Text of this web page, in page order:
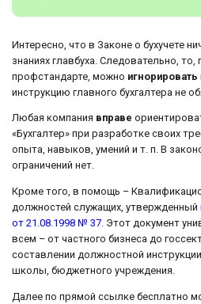
Интересно, что в Законе о бухучете
знаниях главбуха. Следовательно,
профстандарте, можно игнорировать
инструкцию главного бухгалтера не
Любая компания вправе
«Бухгалтер» при разработке своих
опыта, навыков, умений и т. п. В
ограничений нет.
Кроме того, в помощь –
должностей служащих, утвержденный
от 21.08.1998 № 37. Этот документ
всем – от частного бизнеса до
составлении должностной
школы, бюджетного учреждения.
Далее по прямой ссылке бесплатно